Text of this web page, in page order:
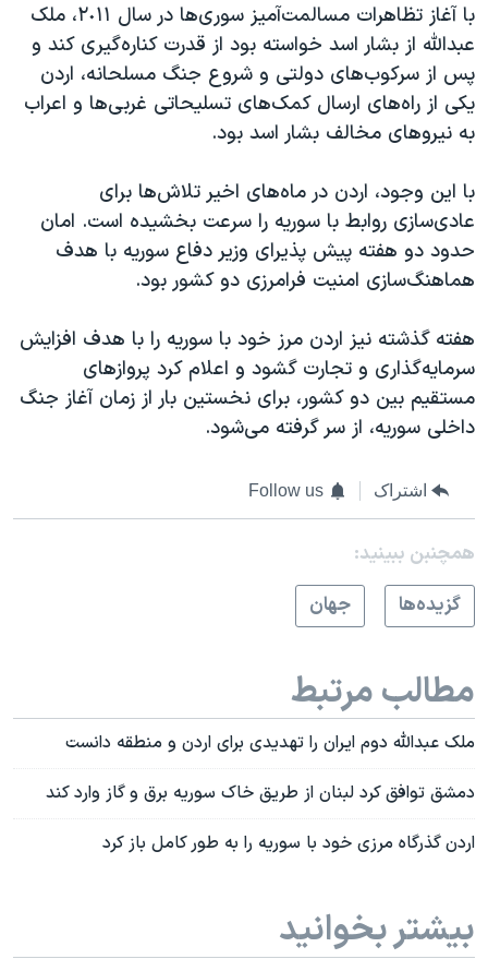
با آغاز تظاهرات مسالمت‌آمیز سوری‌ها در سال ٢٠١١، ملک
عبدالله از بشار اسد خواسته بود از قدرت کناره‌گیری کند و
پس از سرکوب‌های دولتی و شروع جنگ مسلحانه، اردن
یکی از راه‌های ارسال کمک‌های تسلیحاتی غربی‌ها و اعراب
به نیروهای مخالف بشار اسد بود.
با این وجود، اردن در ماه‌های اخیر تلاش‌ها برای
عادی‌سازی روابط با سوریه را سرعت بخشیده است. امان
حدود دو هفته پیش پذیرای وزیر دفاع سوریه با هدف
هماهنگ‌سازی امنیت فرامرزی دو کشور بود.
هفته گذشته نیز اردن مرز خود با سوریه را با هدف افزایش
سرمایه‌گذاری و تجارت گشود و اعلام کرد پروازهای
مستقیم بین دو کشور، برای نخستین بار از زمان آغاز جنگ
داخلی سوریه، از سر گرفته می‌شود.
اشتراک Follow us
همچنبن ببینید:
گزيده‌ها
جهان
مطالب مرتبط
ملک عبدالله دوم ایران را تهدیدی برای اردن و منطقه دانست
دمشق توافق کرد لبنان از طریق خاک سوریه برق و گاز وارد کند
اردن گذرگاه مرزی خود با سوریه را به طور کامل باز کرد
بیشتر بخوانید